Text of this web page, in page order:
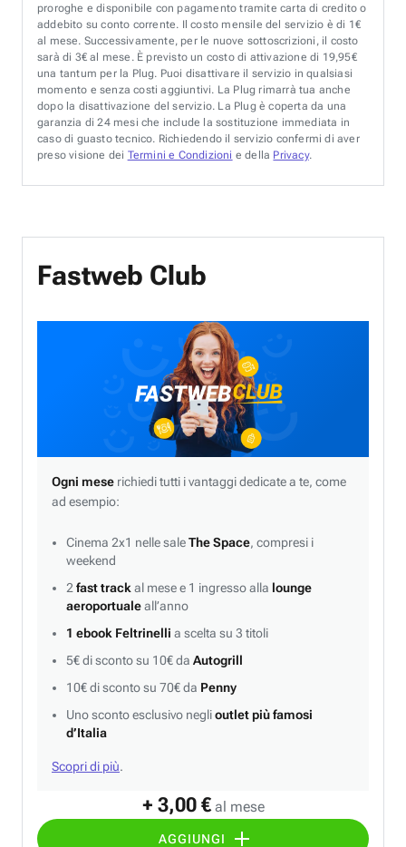
proroghe e disponibile con pagamento tramite carta di credito o
addebito su conto corrente. Il costo mensile del servizio è di 1€
al mese. Successivamente, per le nuove sottoscrizioni, il costo
sarà di 3€ al mese. È previsto un costo di attivazione di 19,95€
una tantum per la Plug. Puoi disattivare il servizio in qualsiasi
momento e senza costi aggiuntivi. La Plug rimarrà tua anche
dopo la disattivazione del servizio. La Plug è coperta da una
garanzia di 24 mesi che include la sostituzione immediata in
caso di guasto tecnico. Richiedendo il servizio confermi di aver
preso visione dei Termini e Condizioni e della Privacy.
Fastweb Club
+ 3,00 € al mese
AGGIUNGI
Ogni mese richiedi tutti i vantaggi dedicate a te, come
ad esempio:
Cinema 2x1 nelle saleThe Space, compresi i
weekend
2 fast track al mese e 1 ingresso alla lounge
aeroportualeall’anno
1 ebook Feltrinelli a scelta su 3 titoli
5€ di sconto su 10€ da Autogrill
10€ di sconto su 70€ da Penny
Uno sconto esclusivo neglioutlet più famosi
d’Italia
Scopri di più.